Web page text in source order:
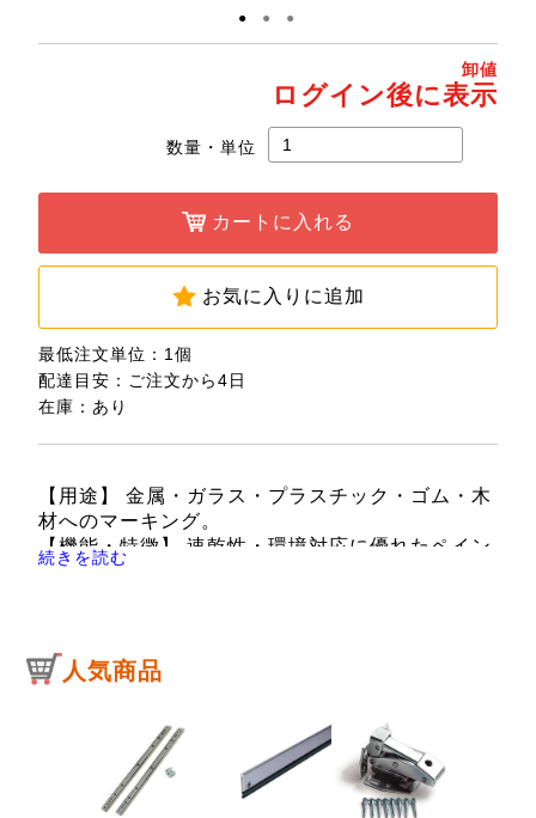
● ● ●
卸値
ログイン後に表示
数量・単位
カートに入れる
お気に入りに追加
最低注文単位：1個
配達目安：ご注文から4日
在庫：あり
【用途】 金属・ガラス・プラスチック・ゴム・木
材へのマーキング。
【機能・特徴】 速乾性・環境対応に優れたペイン
トマーカーをお望みのお客様に最適です。
続きを読む
人気商品